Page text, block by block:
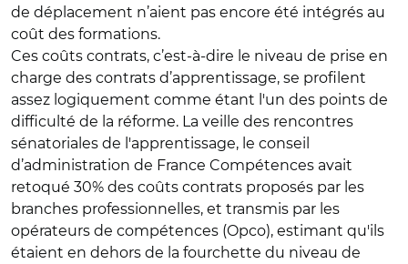
de déplacement n’aient pas encore été intégrés au
coût des formations.
Ces coûts contrats, c’est-à-dire le niveau de prise en
charge des contrats d’apprentissage, se profilent
assez logiquement comme étant l'un des points de
difficulté de la réforme. La veille des rencontres
sénatoriales de l'apprentissage, le conseil
d’administration de France Compétences avait
retoqué 30% des coûts contrats proposés par les
branches professionnelles, et transmis par les
opérateurs de compétences (Opco), estimant qu'ils
étaient en dehors de la fourchette du niveau de